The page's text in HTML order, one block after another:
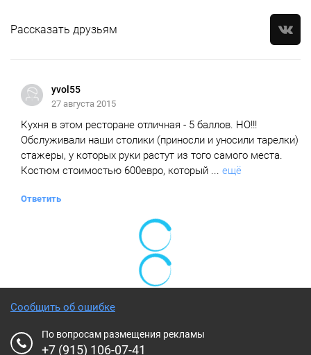
Рассказать друзьям
yvol55
27 августа 2015
Кухня в этом ресторане отличная - 5 баллов. НО!!!
Обслуживали наши столики (приносли и уносили тарелки)
стажеры, у которых руки растут из того самого места.
Костюм стоимостью 600евро, который ... ещё
Ответить
Сообщить об ошибке
По вопросам размещения рекламы
+7 (915) 106-07-41